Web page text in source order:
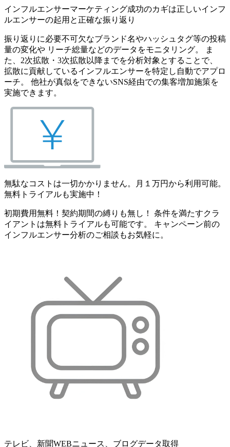
インフルエンサーマーケティング成功のカギは正しいインフ
ルエンサーの起用と正確な振り返り
振り返りに必要不可欠なブランド名やハッシュタグ等の投稿
量の変化や リーチ総量などのデータをモニタリング。 ま
た、2次拡散・3次拡散以降までを分析対象とすることで、
拡散に貢献しているインフルエンサーを特定し自動でアプロ
ーチ。 他社が真似をできないSNS経由での集客増加施策を
実施できます。
無駄なコストは一切かかりません。月１万円から利用可能。
無料トライアルも実施中！
初期費用無料！契約期間の縛りも無し！ 条件を満たすクラ
イアントは無料トライアルも可能です。 キャンペーン前の
インフルエンサー分析のご相談もお気軽に。
テレビ、新聞WEBニュース、ブログデータ取得